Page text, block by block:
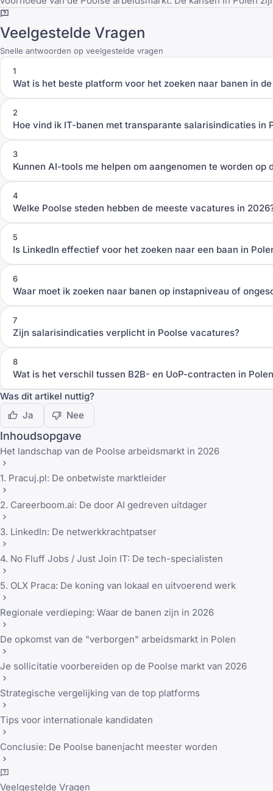
Veelgestelde Vragen
Snelle antwoorden op veelgestelde vragen
1
Wat is het beste platform voor het zoeken naar banen in
2
Hoe vind ik IT-banen met transparante salarisindicaties in
3
Kunnen AI-tools me helpen om aangenomen te worden op
4
Welke Poolse steden hebben de meeste vacatures in
5
Is LinkedIn effectief voor het zoeken naar een baan in
6
Waar moet ik zoeken naar banen op instapniveau of
7
Zijn salarisindicaties verplicht in Poolse vacatures?
8
Wat is het verschil tussen B2B- en UoP-contracten in
Was dit artikel nuttig?
Ja
Nee
Inhoudsopgave
Het landschap van de Poolse arbeidsmarkt in 2026
1. Pracuj.pl: De onbetwiste marktleider
2. Careerboom.ai: De door AI gedreven uitdager
3. LinkedIn: De netwerkkrachtpatser
4. No Fluff Jobs / Just Join IT: De tech-specialisten
5. OLX Praca: De koning van lokaal en uitvoerend werk
Regionale verdieping: Waar de banen zijn in 2026
De opkomst van de "verborgen" arbeidsmarkt in Polen
Je sollicitatie voorbereiden op de Poolse markt van 2026
Strategische vergelijking van de top platforms
Tips voor internationale kandidaten
Conclusie: De Poolse banenjacht meester worden
Veelgestelde Vragen